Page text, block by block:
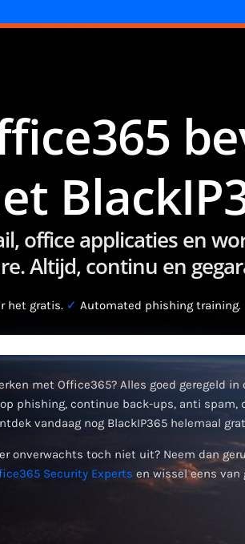
office applicaties en
Altijd, continu en
het gratis. ✓ Automated phishing training.
met Office365? Alles goed geregeld
phishing, continue back-ups, anti spam,
vandaag nog BlackIP365 helemaal
onverwachts toch niet uit? Neem dan
Security Experts en wissel eens van